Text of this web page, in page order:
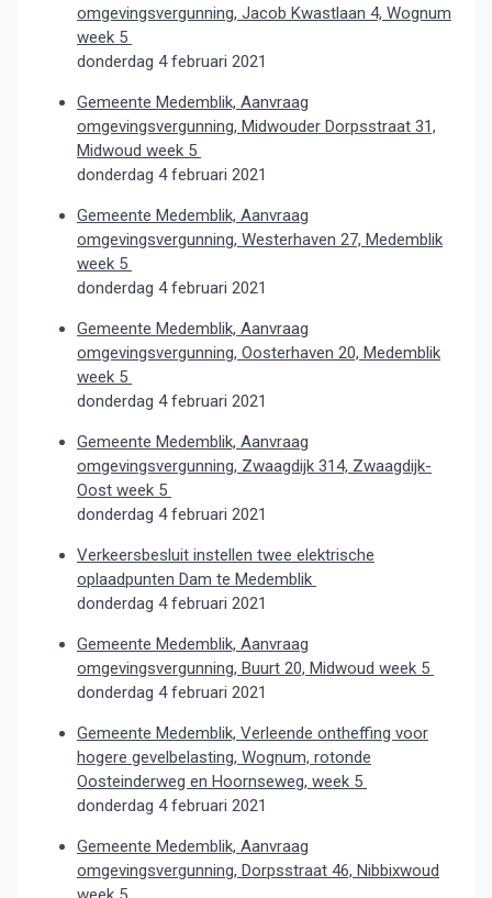
omgevingsvergunning, Jacob Kwastlaan 4, Wognum
week 5
donderdag 4 februari 2021
Gemeente Medemblik, Aanvraag
omgevingsvergunning, Midwouder Dorpsstraat 31,
Midwoud week 5
donderdag 4 februari 2021
Gemeente Medemblik, Aanvraag
omgevingsvergunning, Westerhaven 27, Medemblik
week 5
donderdag 4 februari 2021
Gemeente Medemblik, Aanvraag
omgevingsvergunning, Oosterhaven 20, Medemblik
week 5
donderdag 4 februari 2021
Gemeente Medemblik, Aanvraag
omgevingsvergunning, Zwaagdijk 314, Zwaagdijk-
Oost week 5
donderdag 4 februari 2021
Verkeersbesluit instellen twee elektrische
oplaadpunten Dam te Medemblik
donderdag 4 februari 2021
Gemeente Medemblik, Aanvraag
omgevingsvergunning, Buurt 20, Midwoud week 5
donderdag 4 februari 2021
Gemeente Medemblik, Verleende ontheffing voor
hogere gevelbelasting, Wognum, rotonde
Oosteinderweg en Hoornseweg, week 5
donderdag 4 februari 2021
Gemeente Medemblik, Aanvraag
omgevingsvergunning, Dorpsstraat 46, Nibbixwoud